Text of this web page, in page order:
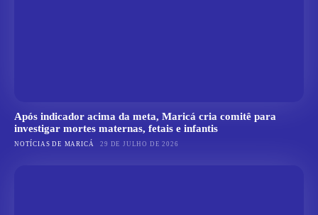
Após indicador acima da meta, Maricá cria comitê para
investigar mortes maternas, fetais e infantis
NOTÍCIAS DE MARICÁ 29 DE JULHO DE 2026